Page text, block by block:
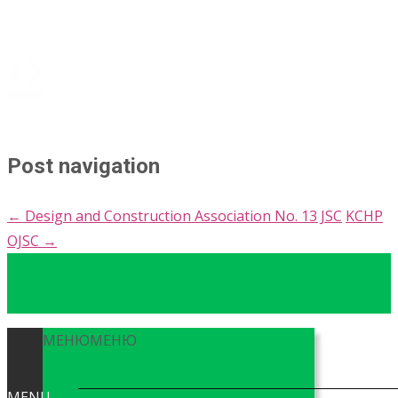
Post navigation
← Design and Construction Association No. 13 JSC KCHP
OJSC →
МЕНЮМЕНЮ